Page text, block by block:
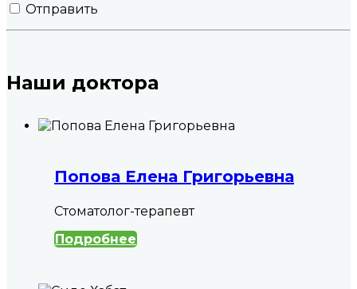
Отправить
Наши доктора
Попова Елена Григорьевна
Стоматолог-терапевт
Подробнее